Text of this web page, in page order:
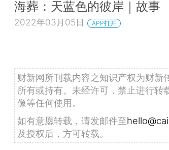
海葬：天蓝色的彼岸｜故事
2022年03月05日 APP打开
财新网所刊载内容之知识产权为财新
所有或持有。未经许可，禁止进行转
像等任何使用。
如有意愿转载，请发邮件至
及授权后，方可转载。